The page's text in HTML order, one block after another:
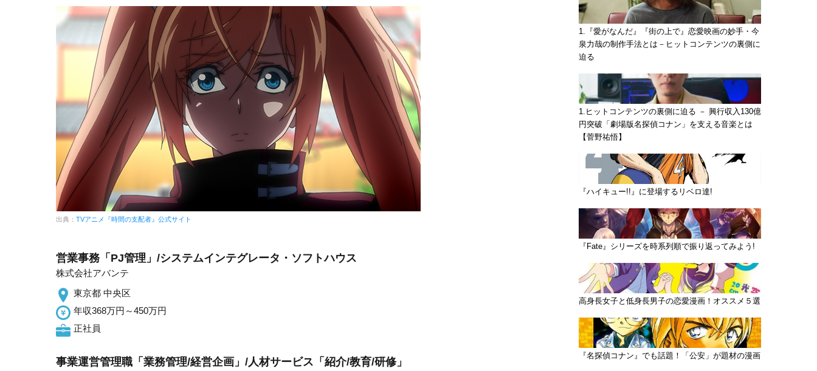
出典： TVアニメ『時間の支配者』公式サイト
営業事務「PJ管理」/システムインテグレータ・ソフトハウス
株式会社アバンテ
東京都 中央区
年収368万円～450万円
正社員
事業運営管理職「業務管理/経営企画」/人材サービス「紹介/教育/研修」
1.『愛がなんだ』『街の上で』恋愛映画の妙手・今
泉力哉の制作手法とは－ヒットコンテンツの裏側に
迫る
1.ヒットコンテンツの裏側に迫る － 興行収入130億
円突破「劇場版名探偵コナン」を支える音楽とは
【菅野祐悟】
『ハイキュー!!』に登場するリベロ達!
『Fate』シリーズを時系列順で振り返ってみよう!
高身長女子と低身長男子の恋愛漫画！オススメ５選
『名探偵コナン』でも話題！「公安」が題材の漫画